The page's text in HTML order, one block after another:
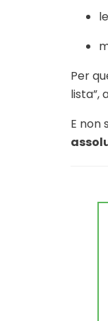
Per
lista”,
E non